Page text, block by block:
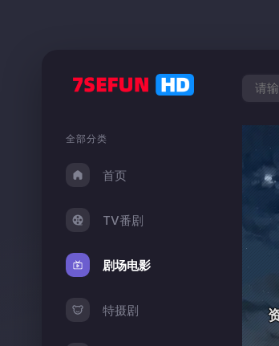
全部分类
首页
TV番剧
剧场电影
特摄剧